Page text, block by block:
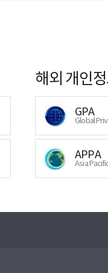
해외 개인
GPA
Global
APPA
Asia